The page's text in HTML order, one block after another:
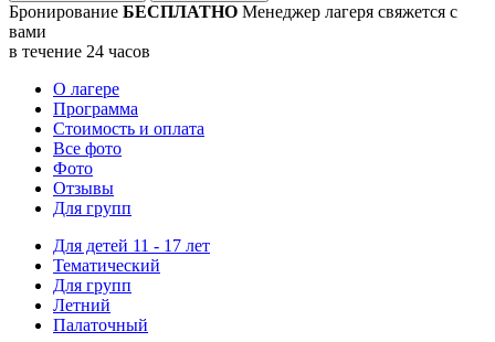
Бронирование БЕСПЛАТНО Менеджер лагеря свяжется с
вами
в течение 24 часов
О лагере
Программа
Стоимость и оплата
Все фото
Фото
Отзывы
Для групп
Для детей 11 - 17 лет
Тематический
Для групп
Летний
Палаточный